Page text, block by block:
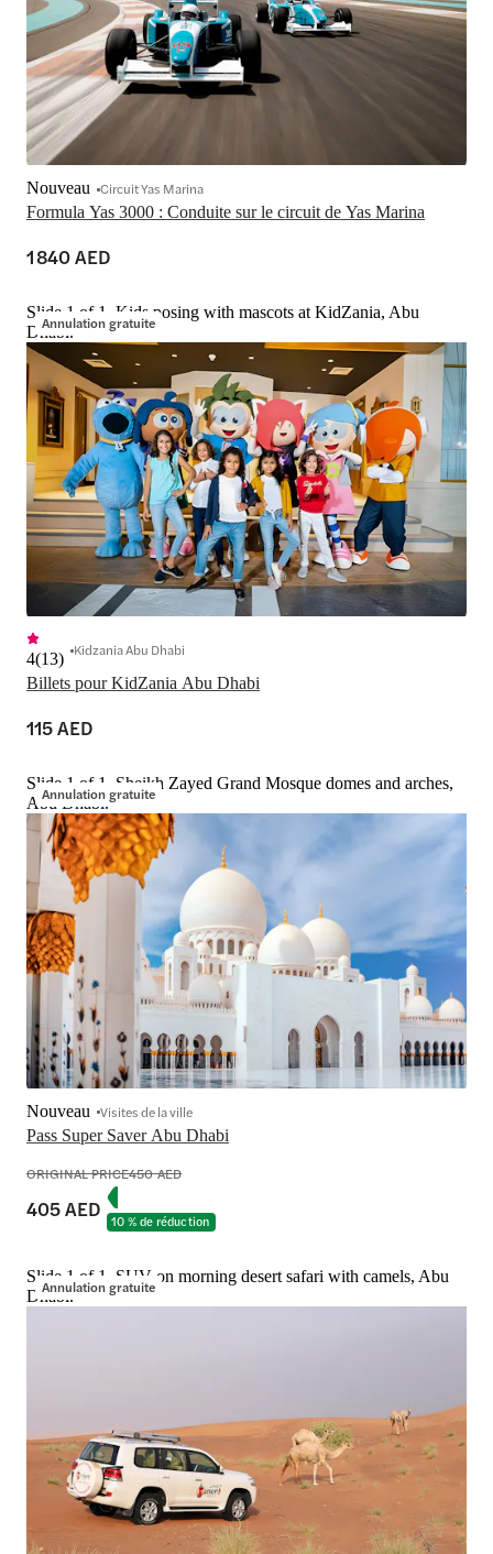
Formula Yas 3000 : Conduite sur le circuit de Yas Marina
Nouveau Circuit Yas Marina
1 840 AED
Annulation gratuite
Slide 1 of 1, Kids posing with mascots at KidZania, Abu
Dhabi.
Billets pour KidZania Abu Dhabi
4(13) Kidzania Abu Dhabi
115 AED
Annulation gratuite
Slide 1 of 1, Sheikh Zayed Grand Mosque domes and arches,
Abu Dhabi.
Pass Super Saver Abu Dhabi
Nouveau Visites de la ville
ORIGINAL PRICE450 AED
405 AED 10 % de réduction
Annulation gratuite
Slide 1 of 1, SUV on morning desert safari with camels, Abu
Dhabi.